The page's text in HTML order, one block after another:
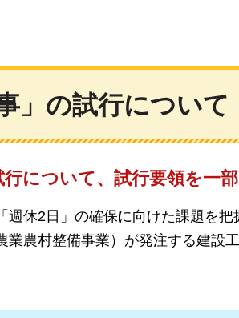
」の試行について
行について、試行要領を一
週休2日」の確保に向けた課題を
業農村整備事業）が発注する建設